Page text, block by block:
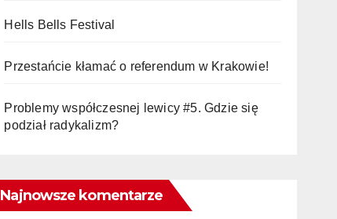
Hells Bells Festival
Przestańcie kłamać o referendum w Krakowie!
Problemy współczesnej lewicy #5. Gdzie się
podział radykalizm?
Najnowsze komentarze